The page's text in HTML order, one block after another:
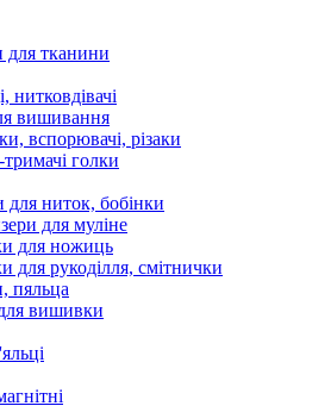
для тканини
нитковдівачі
вишивання
вспорювачі, різаки
голки
ниток, бобінки
для муліне
для ножиць
для рукоділля, смітнички
пяльца
вишивки